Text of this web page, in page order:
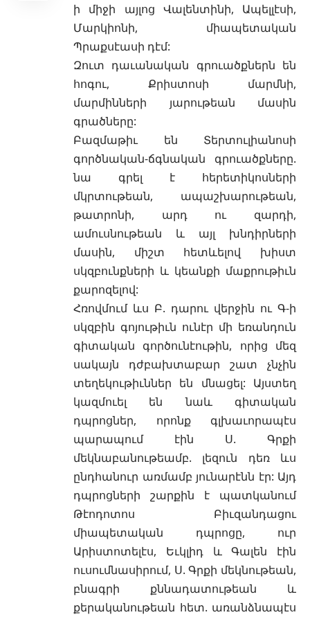
ի միջի այլոց Վալենտինի, Ապելլէսի,
Մարկիոնի, միապետական
Պրաքսէասի դէմ:
Զուտ դաւանական գրուածքներն են
հոգու, Քրիստոսի մարմնի,
մարմինների յարութեան մասին
գրածները:
Բազմաթիւ են Տերտուլիանոսի
գործնական-ճգնական գրուածքները.
նա գրել է հերետիկոսների
մկրտութեան, ապաշխարութեան,
թատրոնի, արդ ու զարդի,
ամուսնութեան և այլ խնդիրների
մասին, միշտ հետևելով խիստ
սկզբունքների և կեանքի մաքրութիւն
քարոզելով:
Հռովմում ևս Բ. դարու վերջին ու Գ-ի
սկզբին գոյութիւն ունէր մի եռանդուն
գիտական գործունէութին, որից մեզ
սակայն դժբախտաբար շատ չնչին
տեղեկութիւններ են մնացել: Այստեղ
կազմուել են նաև գիտական
դպրոցներ, որոնք գլխաւորապէս
պարապում էին Ս. Գրքի
մեկնաբանութեամբ. լեզուն դեռ ևս
ընդհանուր առմամբ յունարէնն էր: Այդ
դպրոցների շարքին է պատկանում
Թէոդոտոս Բիւզանդացու
միապետական դպրոցը, ուր
Արիստոտելէս, Եւկլիդ և Գալեն էին
ուսումնասիրում, Ս. Գրքի մեկնութեան,
բնագրի քննադատութեան և
քերականութեան հետ. առանձնապէս